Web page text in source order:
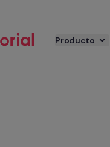
Producto